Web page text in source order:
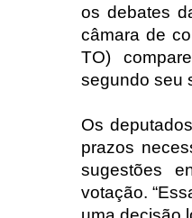
os debates
câmara de
TO)
segundo seu
Os
prazos
sugestões
votação.